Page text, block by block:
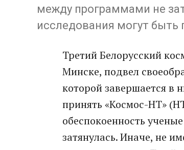
между программами не
исследования могут быть
Третий Белорусский
Минске, подвел
которой завершается в
принять «Космос-НТ»
обеспокоенность
затянулась. Иначе, не